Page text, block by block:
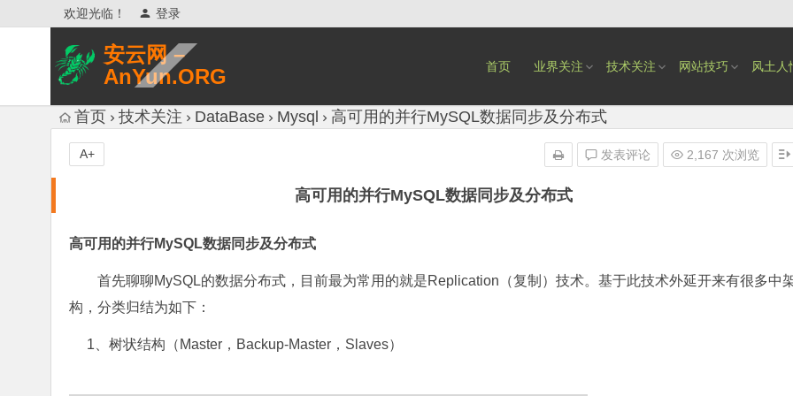
欢迎光临！ 登录
安云网 –
AnYun.ORG
网络安全研究、网络各种猎奇八卦。
首页 业界关注 技术关注 网站技巧 风土人
首页 技术关注 DataBase Mysql 高可用的并行MySQL数据同步及分布式
高可用的并行MySQL数据同步及分布式
发表评论 2,167 次浏览
A+
高可用的并行MySQL数据同步及分布式
首先聊聊MySQL的数据分布式，目前最为常用的就是Replication（复制）技术。基于此技术外延开来有很多中
构，分类归结为如下：
1、树状结构（Master，Backup-Master，Slaves）